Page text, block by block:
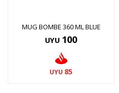
MUG BOMBE 360 ML BLUE
UYU 100
UYU 85